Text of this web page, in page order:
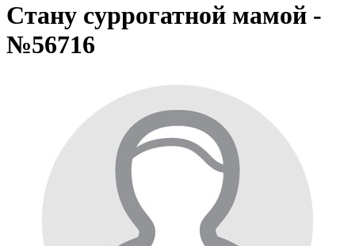
Стану суррогатной мамой -
№56716